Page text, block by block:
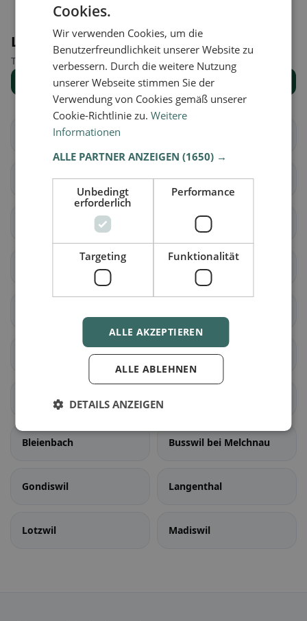
Luoghi nelle vicinanze
Trova il luogo giusto per la tua ricerca di ristoranti.
Mostra tutti i luoghi
Aarberg
Grossaffoltern Kallnach
Radelfingen
Aarwangen
Bleienbach Busswil bei Melchnau
Gondiswil Langenthal
Lotzwil Madiswil
Cookies.
Wir verwenden Cookies, um die
Benutzerfreundlichkeit unserer Website zu
verbessern. Durch die weitere Nutzung
unserer Webseite stimmen Sie der
Verwendung von Cookies gemäß unserer
Cookie-Richtlinie zu.Weitere
Informationen
ALLE PARTNER ANZEIGEN(1650) →
Unbedingt
erforderlich
Performance
Targeting Funktionalität
ALLE AKZEPTIEREN
ALLE ABLEHNEN
DETAILS ANZEIGEN